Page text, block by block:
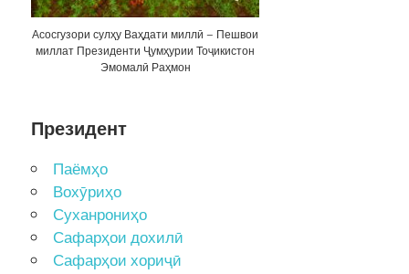
Асосгузори сулҳу Ваҳдати миллӣ – Пешвои
миллат Президенти Ҷумҳурии Тоҷикистон
Эмомалӣ Раҳмон
Президент
Паёмҳо
Вохӯриҳо
Суханрониҳо
Сафарҳои дохилӣ
Сафарҳои хориҷӣ